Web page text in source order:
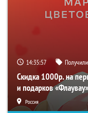
14:35:56
Скидка 1000р. на
и подарков «Флаувау»
Россия